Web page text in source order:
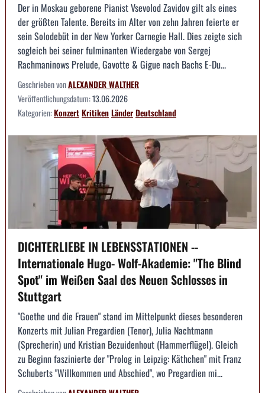
Der in Moskau geborene Pianist Vsevolod Zavidov gilt als eines
der größten Talente. Bereits im Alter von zehn Jahren feierte er
sein Solodebüt in der New Yorker Carnegie Hall. Dies zeigte sich
sogleich bei seiner fulminanten Wiedergabe von Sergej
Rachmaninows Prelude, Gavotte & Gigue nach Bachs E-Du...
Geschrieben vonALEXANDER WALTHER
Veröffentlichungsdatum:13.06.2026
Kategorien:KonzertKritikenLänderDeutschland
DICHTERLIEBE IN LEBENSSTATIONEN --
Internationale Hugo- Wolf-Akademie: "The Blind
Spot" im Weißen Saal des Neuen Schlosses in
Stuttgart
"Goethe und die Frauen" stand im Mittelpunkt dieses besonderen
Konzerts mit Julian Pregardien (Tenor), Julia Nachtmann
(Sprecherin) und Kristian Bezuidenhout (Hammerflügel). Gleich
zu Beginn faszinierte der "Prolog in Leipzig: Käthchen" mit Franz
Schuberts "Willkommen und Abschied", wo Pregardien mi...